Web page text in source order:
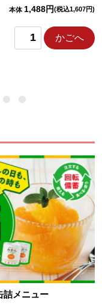
本体 1,488円(税込1,607円)
かごへ
詰メニュー